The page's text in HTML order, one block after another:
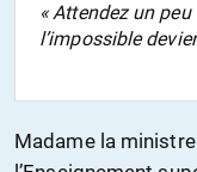
« Attendez un
l’impossible
Madame la